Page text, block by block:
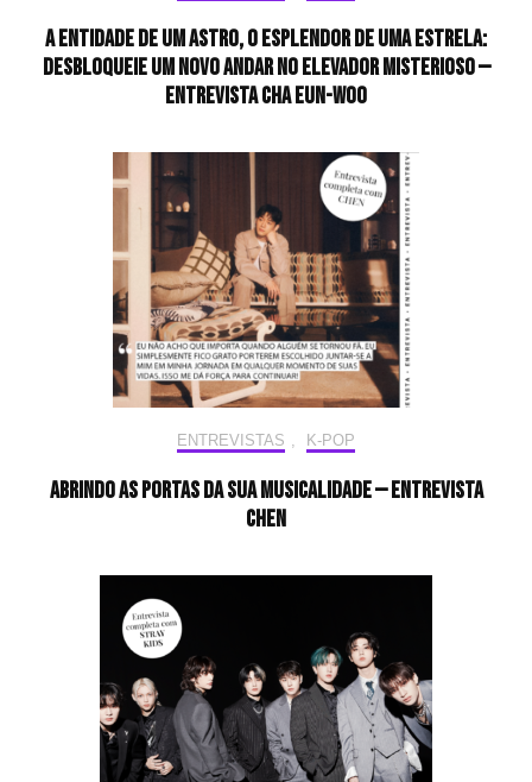
A entidade de um astro, o esplendor de uma estrela:
desbloqueie um novo andar no elevador misterioso —
Entrevista CHA EUN-WOO
ENTREVISTAS , K-POP
Abrindo as portas da sua musicalidade — Entrevista
CHEN